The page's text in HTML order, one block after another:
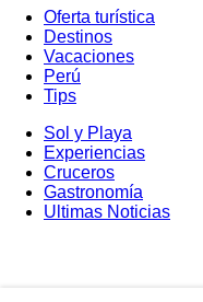
Oferta turística
Destinos
Vacaciones
Perú
Tips
Sol y Playa
Experiencias
Cruceros
Gastronomía
Ultimas Noticias